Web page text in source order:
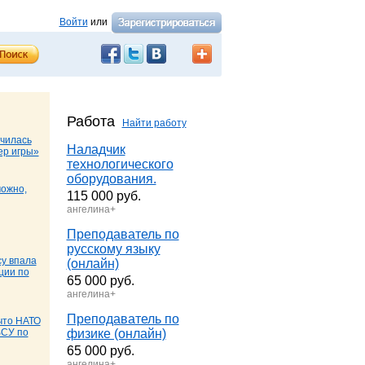
Войти или
Работа Найти работу
Наладчик
технологического
оборудования.
115 000 руб.
ангелина+
Преподаватель по
русскому языку
(онлайн)
65 000 руб.
ангелина+
Преподаватель по
физике (онлайн)
65 000 руб.
игры»
впала
по
НАТО
по